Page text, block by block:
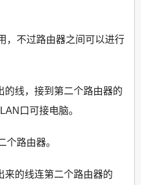
，不过路由器之间可以进行
的线，接到第二个路由器的
口可接电脑。
个路由器。
来的线连第二个路由器的